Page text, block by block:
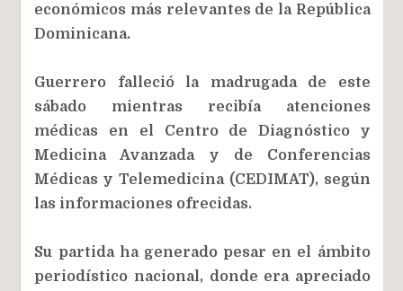
económicos más relevantes de la República
Dominicana.
Guerrero falleció la madrugada de este
sábado mientras recibía atenciones
médicas en el Centro de Diagnóstico y
Medicina Avanzada y de Conferencias
Médicas y Telemedicina (CEDIMAT), según
las informaciones ofrecidas.
Su partida ha generado pesar en el ámbito
periodístico nacional, donde era apreciado